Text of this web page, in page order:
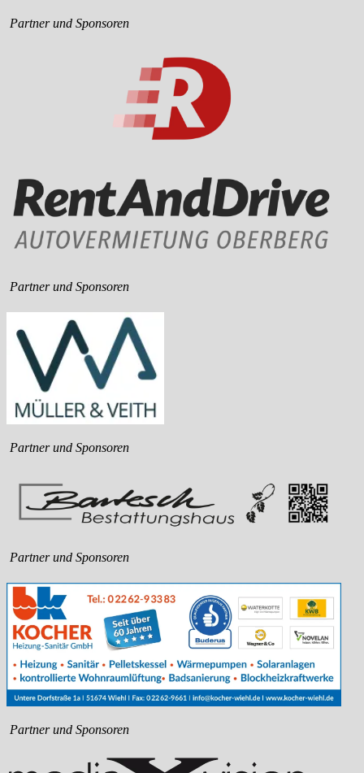
Partner und Sponsoren
Partner und Sponsoren
Partner und Sponsoren
Partner und Sponsoren
Partner und Sponsoren